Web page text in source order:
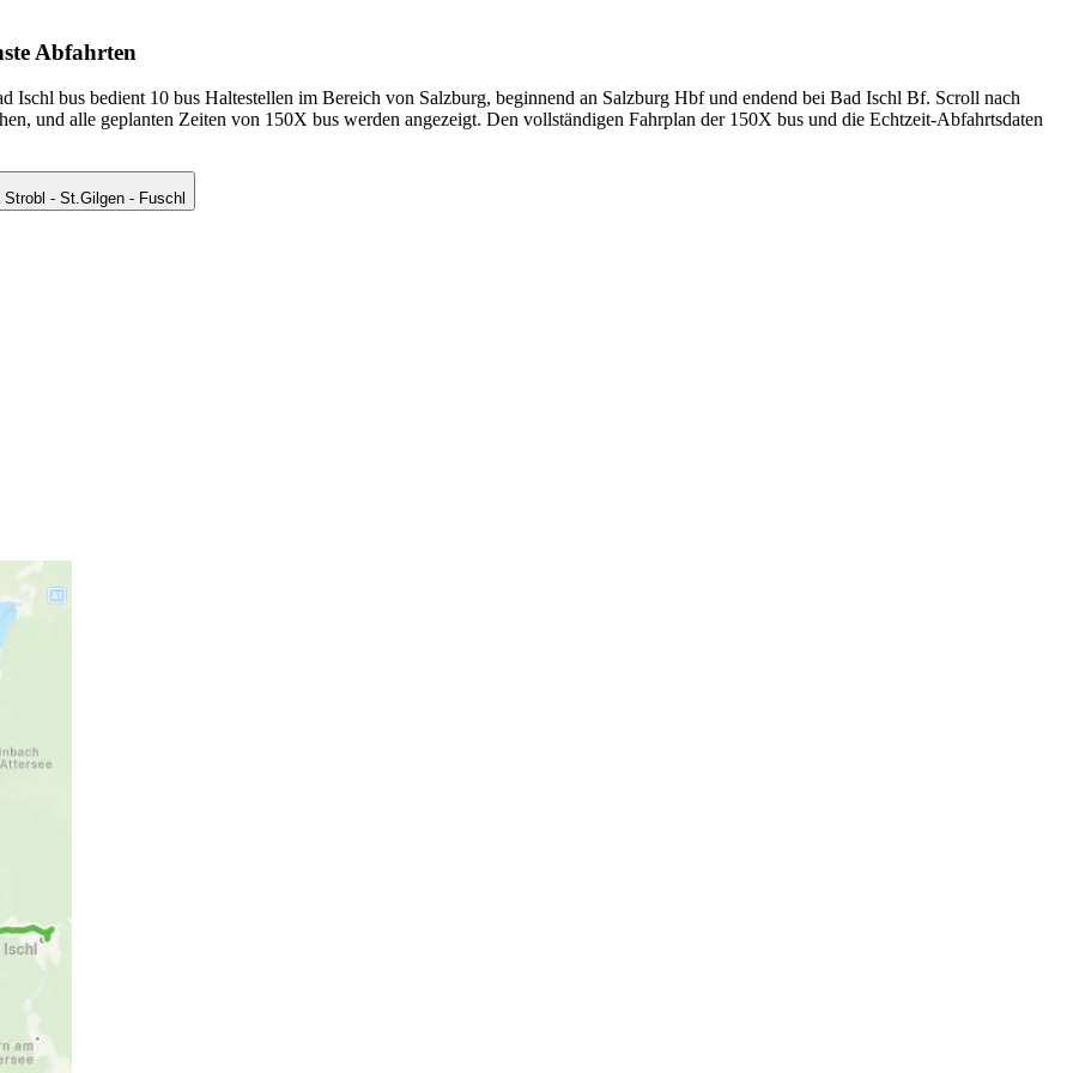
Abfahrten
bus bedient 10 bus Haltestellen im Bereich von Salzburg, beginnend an Salzburg Hbf und endend bei Bad Ischl Bf. Scroll nach
und alle geplanten Zeiten von 150X bus werden angezeigt. Den vollständigen Fahrplan der 150X bus und die Echtzeit-Abfahrtsdaten
via Strobl - St.Gilgen - Fuschl